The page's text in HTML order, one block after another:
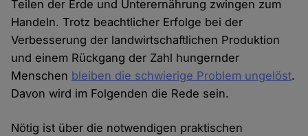
Teilen der Erde und Unterernährung zwingen zum
Handeln. Trotz beachtlicher Erfolge bei der
Verbesserung der landwirtschaftlichen Produktion
und einem Rückgang der Zahl hungernder
Menschen bleiben die schwierige Problem ungelöst.
Davon wird im Folgenden die Rede sein.
Nötig ist über die notwendigen praktischen